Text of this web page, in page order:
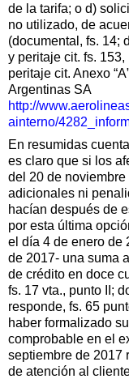
de la tarifa; o d)
no utilizado, de
(documental, fs. 14;
y peritaje cit. fs.
peritaje cit. Anexo
Argentinas SA
http://
ainterno/
En resumidas
es claro que si los
del 20 de
adicionales ni
hacían después de
por esta última
el día 4 de enero de
de 2017- una suma
de crédito en doce
fs. 17 vta., punto II;
responde, fs. 65
haber formalizado
comprobable en el
septiembre de 2017
de atención al